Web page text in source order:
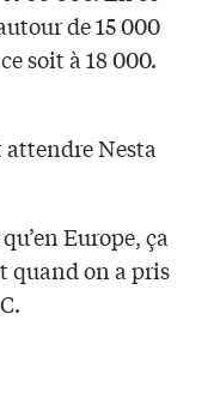
de 15 000
soit à 18 000.
attendre Nesta
Europe, ça
quand on a pris